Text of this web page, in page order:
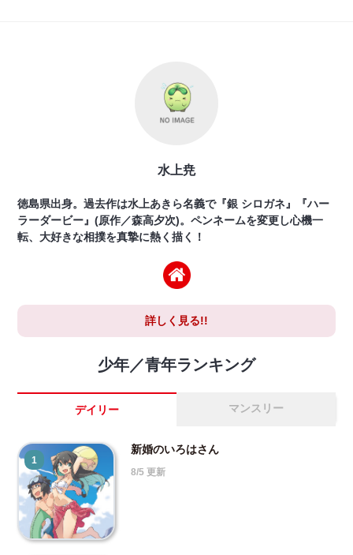
水上尭
徳島県出身。過去作は水上あきら名義で『銀 シロガネ』『ハー
ラーダービー』(原作／森高夕次)。ペンネームを変更し心機一
転、大好きな相撲を真摯に熱く描く！
詳しく見る!!
少年／青年ランキング
デイリー マンスリー
1
新婚のいろはさん
8/5 更新